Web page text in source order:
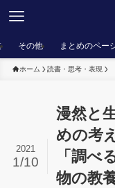
その他 まとめのペー
ホーム 読書・思考・表現
漫然と
めの考
「調べ
物の教
2021
1/10